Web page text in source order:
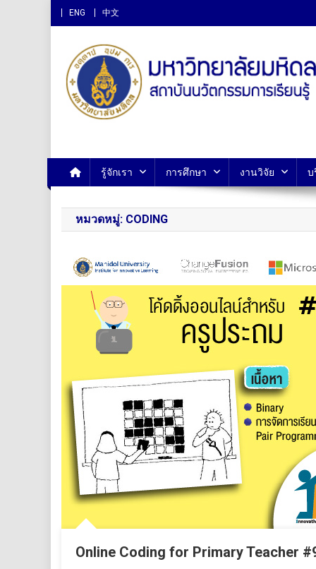
ENG 中文
สถาบันนวัตกรรมการเรีย
รู้จักเรา การศึกษา งานวิจัย บ
หมวดหมู่: CODING
Online Coding for Primary Teacher